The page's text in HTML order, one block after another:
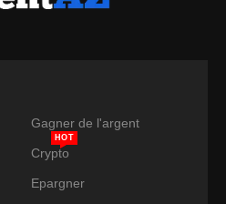
Gagner de l'argent
Crypto
HOT
Epargner